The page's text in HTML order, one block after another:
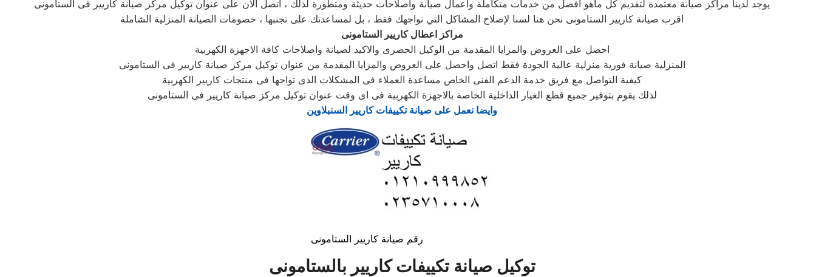
يوجد لدينا مراكز صيانة معتمدة لتقديم كل ماهو افضل من خدمات متكاملة واعمال صيانة واصلاحات حديثة ومتطورة لذلك ، اتصل الان على عنوان توكيل مركز صيانة كاريير فى الستامونى
اقرب صيانة كاريير الستامونى نحن هنا لسنا لإصلاح المشاكل التي تواجهك فقط ، بل لمساعدتك على تجنبها ، خصومات الصيانة المنزلية الشاملة
مراكز اعطال كاريير الستامونى
احصل على العروض والمزايا المقدمة من الوكيل الحصرى والاكيد لصيانة واصلاحات كافة الاجهزة الكهربية
المنزلية صيانة فورية منزلية عالية الجودة فقط اتصل واحصل على العروض والمزايا المقدمة من عنوان توكيل مركز صيانة كاريير فى الستامونى
كيفية التواصل مع فريق خدمة الدعم الفنى الخاص مساعدة العملاء فى المشكلات الذى تواجها فى منتجات كاريير الكهربية
لذلك يقوم بتوفير جميع قطع الغيار الداخلية الخاصة بالاجهزة الكهربية فى اى وقت عنوان توكيل مركز صيانة كاريير فى الستامونى
وايضا نعمل على صيانة تكييفات كاريير السنبلاوين
رقم صيانة كاريير الستامونى
توكيل صيانة تكييفات كاريير بالستامونى